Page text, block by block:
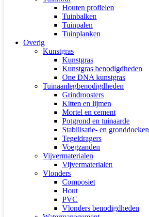
Houten profielen
Tuinbalken
Tuinpalen
Tuinplanken
Overig
Kunstgras
Kunstgras
Kunstgras benodigdheden
One DNA kunstgras
Tuinaanlegbenodigdheden
Grindroosters
Kitten en lijmen
Mortel en cement
Potgrond en tuinaarde
Stabilisatie- en gronddoeken
Tegeldragers
Voegzanden
Vijvermaterialen
Vijvermaterialen
Vlonders
Composiet
Hout
PVC
Vlonders benodigdheden